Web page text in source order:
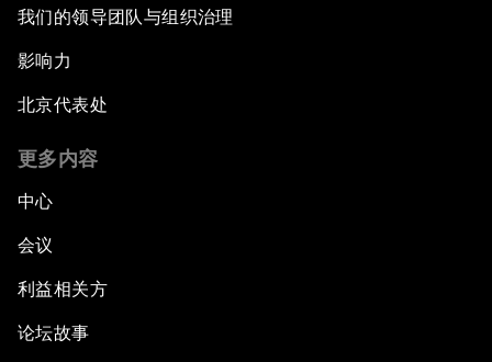
我们的领导团队与组织治理
影响力
北京代表处
更多内容
中心
会议
利益相关方
论坛故事